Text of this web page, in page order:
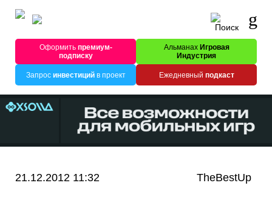
Оформитьпремиум-
подписку
Альманах Игровая
Индустрия
Запрос инвестицийв проект Ежедневный подкаст
21.12.2012 11:32 TheBestUp